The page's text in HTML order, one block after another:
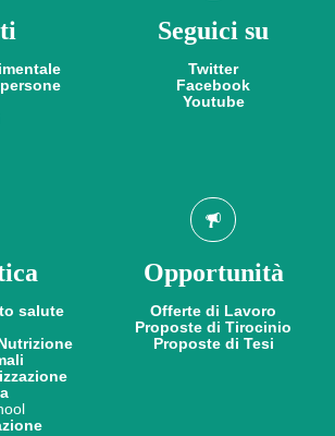
Seguici su
Twitter
Facebook
Youtube
salute
Opportunità
Offerte di Lavoro
Proposte di Tirocinio
​​​​​​​Proposte di Tesi